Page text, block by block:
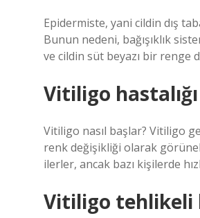
Epidermiste, yani cildin dış
Bunun nedeni, bağışıklık
ve cildin süt beyazı bir renge
Vitiligo
Vitiligo nasıl başlar? Vitiligo
renk değişikliği olarak
ilerler, ancak bazı kişilerde
Vitiligo tehlikeli